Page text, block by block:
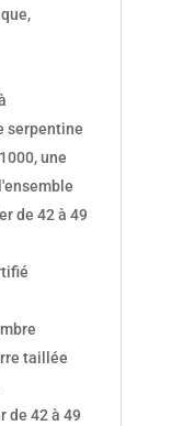
serpentine
une
de 42 à 49
taillée
de 42 à 49